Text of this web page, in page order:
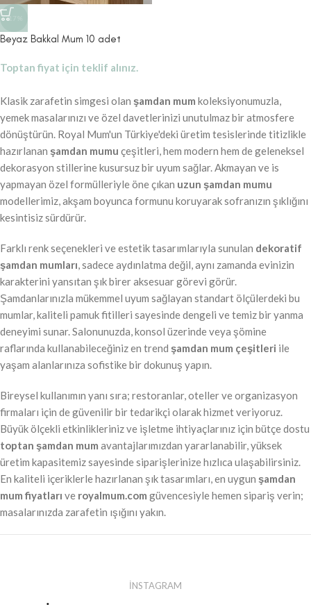
-17%
Beyaz Bakkal Mum 10 adet
Toptan fiyat için teklif alınız.
Klasik zarafetin simgesi olan şamdan mum koleksiyonumuzla,
yemek masalarınızı ve özel davetlerinizi unutulmaz bir atmosfere
dönüştürün. Royal Mum'un Türkiye'deki üretim tesislerinde titizlikle
hazırlanan şamdan mumu çeşitleri, hem modern hem de geleneksel
dekorasyon stillerine kusursuz bir uyum sağlar. Akmayan ve is
yapmayan özel formülleriyle öne çıkan uzun şamdan mumu
modellerimiz, akşam boyunca formunu koruyarak sofranızın şıklığını
kesintisiz sürdürür.
Farklı renk seçenekleri ve estetik tasarımlarıyla sunulan dekoratif
şamdan mumları, sadece aydınlatma değil, aynı zamanda evinizin
karakterini yansıtan şık birer aksesuar görevi görür.
Şamdanlarınızla mükemmel uyum sağlayan standart ölçülerdeki bu
mumlar, kaliteli pamuk fitilleri sayesinde dengeli ve temiz bir yanma
deneyimi sunar. Salonunuzda, konsol üzerinde veya şömine
raflarında kullanabileceğiniz en trend şamdan mum çeşitleri ile
yaşam alanlarınıza sofistike bir dokunuş yapın.
Bireysel kullanımın yanı sıra; restoranlar, oteller ve organizasyon
firmaları için de güvenilir bir tedarikçi olarak hizmet veriyoruz.
Büyük ölçekli etkinlikleriniz ve işletme ihtiyaçlarınız için bütçe dostu
toptan şamdan mum avantajlarımızdan yararlanabilir, yüksek
üretim kapasitemiz sayesinde siparişlerinize hızlıca ulaşabilirsiniz.
En kaliteli içeriklerle hazırlanan şık tasarımları, en uygun şamdan
mum fiyatları ve royalmum.com güvencesiyle hemen sipariş verin;
masalarınızda zarafetin ışığını yakın.
İNSTAGRAM